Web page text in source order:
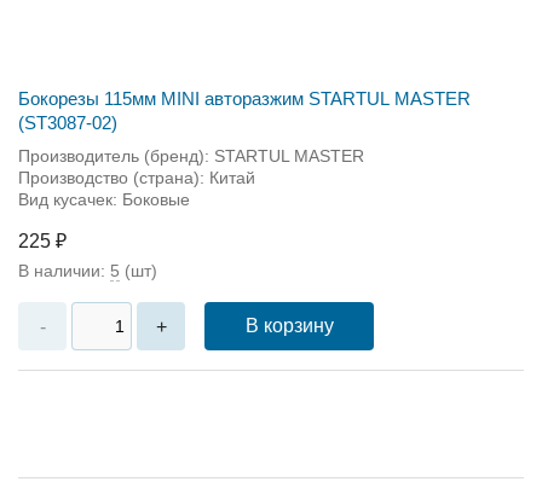
Бокорезы 115мм MINI авторазжим STARTUL MASTER
(ST3087-02)
Производитель (бренд): STARTUL MASTER
Производство (страна): Китай
Вид кусачек: Боковые
225 ₽
В наличии: 5 (шт)
- + В корзину